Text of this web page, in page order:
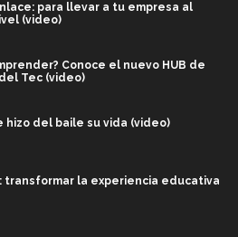
para llevar a tu empresa al
(video)
Conoce el nuevo HUB de
Tec (video)
hizo del baile su vida (video)
transformar la experiencia educativa